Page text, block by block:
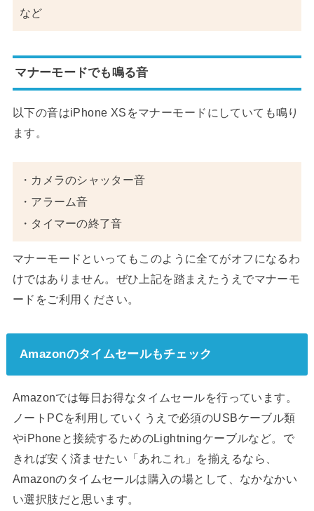
など
マナーモードでも鳴る音
以下の音はiPhone XSをマナーモードにしていても鳴り
ます。
・カメラのシャッター音
・アラーム音
・タイマーの終了音
マナーモードといってもこのように全てがオフになるわ
けではありません。ぜひ上記を踏まえたうえでマナーモ
ードをご利用ください。
Amazonのタイムセールもチェック
Amazonでは毎日お得なタイムセールを行っています。
ノートPCを利用していくうえで必須のUSBケーブル類
やiPhoneと接続するためのLightningケーブルなど。で
きれば安く済ませたい「あれこれ」を揃えるなら、
Amazonのタイムセールは購入の場として、なかなかい
い選択肢だと思います。